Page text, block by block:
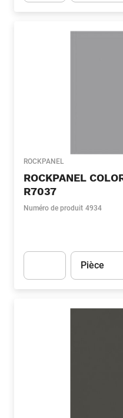
ROCKPANEL
ROCKPANEL
R7037
Numéro de produit 4934
Unité
Pièce